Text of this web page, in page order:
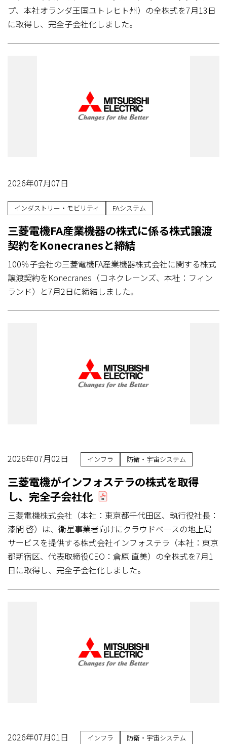
プ、本社オランダ王国ユトレヒト州）の全株式を7月13日
に取得し、完全子会社化しました。
2026年07月07日
インダストリー・モビリティ FAシステム
三菱電機FA産業機器の株式に係る株式譲渡
契約をKonecranesと締結
100％子会社の三菱電機FA産業機器株式会社に関する株式
譲渡契約をKonecranes（コネクレーンズ、本社：フィン
ランド）と7月2日に締結しました。
2026年07月02日 インフラ 防衛・宇宙システム
三菱電機がインフォステラの株式を取得
し、完全子会社化
三菱電機株式会社（本社：東京都千代田区、執行役社長：
漆間 啓）は、衛星事業者向けにクラウドベースの地上局
サービスを提供する株式会社インフォステラ（本社：東京
都新宿区、代表取締役CEO：倉原 直美）の全株式を7月1
日に取得し、完全子会社化しました。
2026年07月01日 インフラ 防衛・宇宙システム